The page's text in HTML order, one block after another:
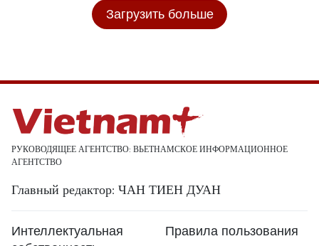
Загрузить больше
РУКОВОДЯЩЕЕ АГЕНТСТВО: ВЬЕТНАМСКОЕ ИНФОРМАЦИОННОЕ
АГЕНТСТВО
Главный редактор: ЧАН ТИЕН ДУАН
Интеллектуальная
Правила пользования